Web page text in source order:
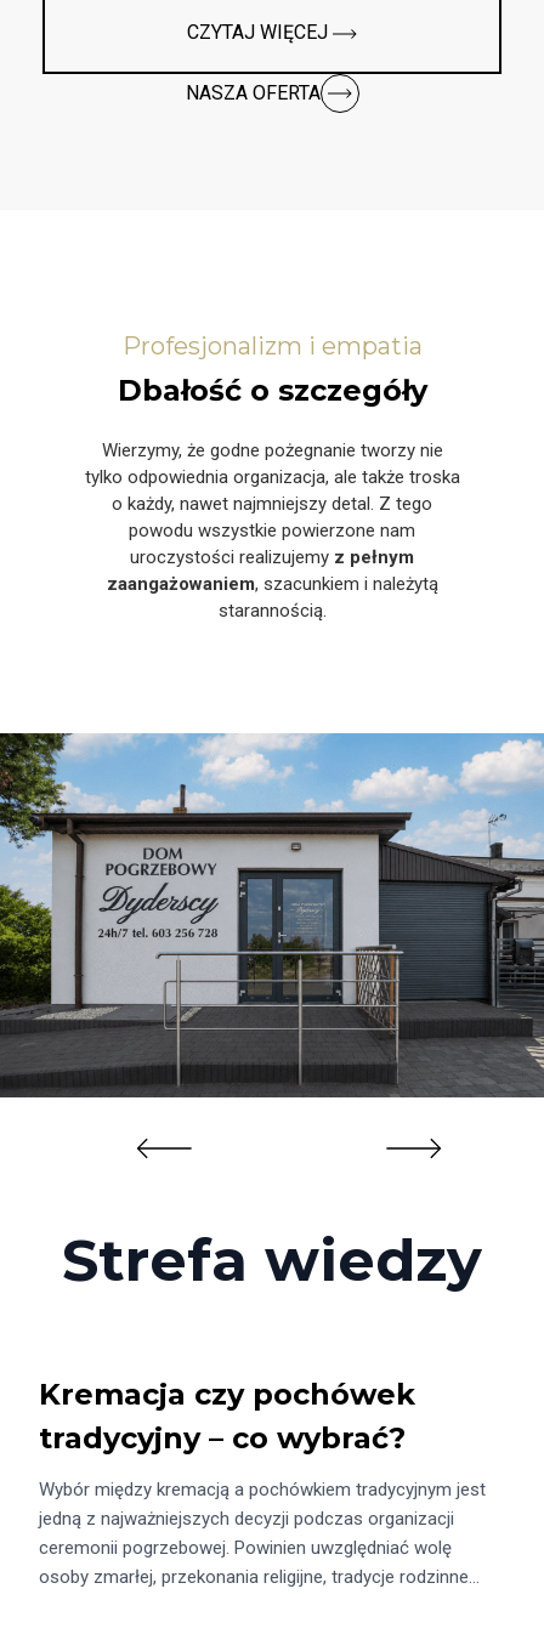
CZYTAJ WIĘCEJ
NASZA OFERTA
Profesjonalizm i empatia
Dbałość o szczegóły
Wierzymy, że godne pożegnanie tworzy nie
tylko odpowiednia organizacja, ale także troska
o każdy, nawet najmniejszy detal. Z tego
powodu wszystkie powierzone nam
uroczystości realizujemy z pełnym
zaangażowaniem, szacunkiem i należytą
starannością.
Strefa wiedzy
Kremacja czy pochówek
tradycyjny – co wybrać?
Wybór między kremacją a pochówkiem tradycyjnym jest
jedną z najważniejszych decyzji podczas organizacji
ceremonii pogrzebowej. Powinien uwzględniać wolę
osoby zmarłej, przekonania religijne, tradycje rodzinne…